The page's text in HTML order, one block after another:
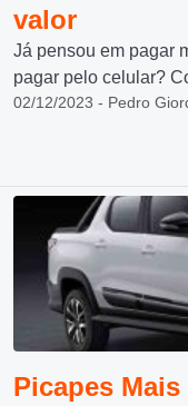
valor
Já pensou em pagar
pagar pelo celular?
02/12/2023 - Pedro
Picapes Mais